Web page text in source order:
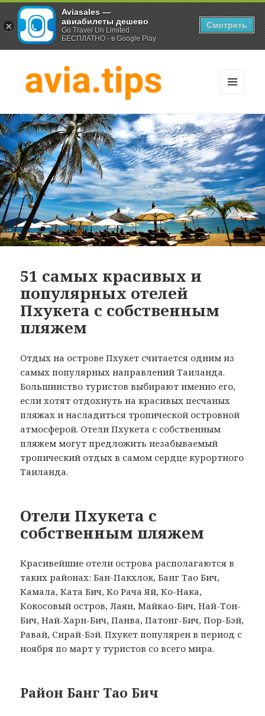
Хитрости экономных
путешественников
ВИДЖЕТЫ
51 самых красивых и
популярных отелей
Пхукета с собственным
пляжем
Отдых на острове Пхукет считается одним из
самых популярных направлений Таиланда.
Большинство туристов выбирают именно его,
если хотят отдохнуть на красивых песчаных
пляжах и насладиться тропической островной
атмосферой. Отели Пхукета с собственным
пляжем могут предложить незабываемый
тропический отдых в самом сердце курортного
Таиланда.
Отели Пхукета с
собственным пляжем
Красивейшие отели острова располагаются в
таких районах: Бан-Пакхлок, Банг Тао Бич,
Камала, Ката Бич, Ко Рача Яй, Ко-Нака,
Кокосовый остров, Лаян, Майкао-Бич, Най-Тон-
Бич, Най-Харн-Бич, Панва, Патонг-Бич, Пор-Бэй,
Равай, Сирай-Бэй. Пхукет популярен в период с
ноября по март у туристов со всего мира.
Район Банг Тао Бич
Aviasales —
авиабилеты дешево
Go Travel Un Limited
БЕСПЛАТНО - в Google Play
Смотреть